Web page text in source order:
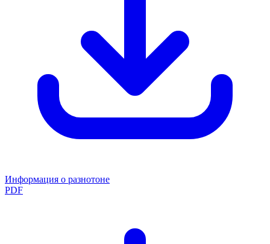
Информация о разнотоне
PDF